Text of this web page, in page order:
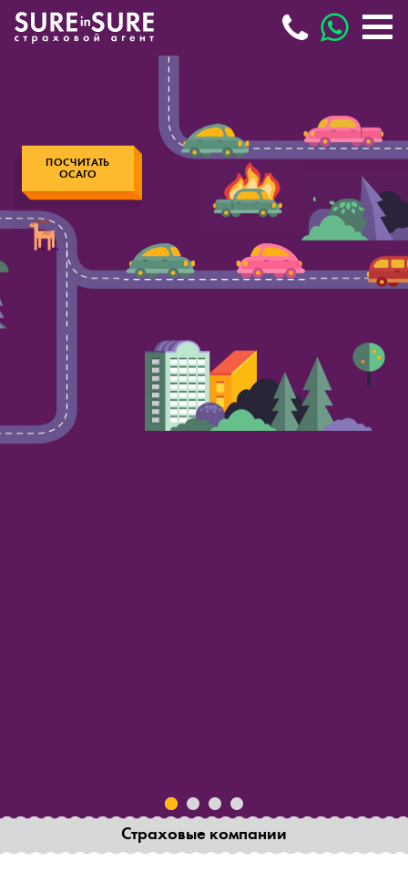
ПОСЧИТАТЬ
ОСАГО
Страховые компании